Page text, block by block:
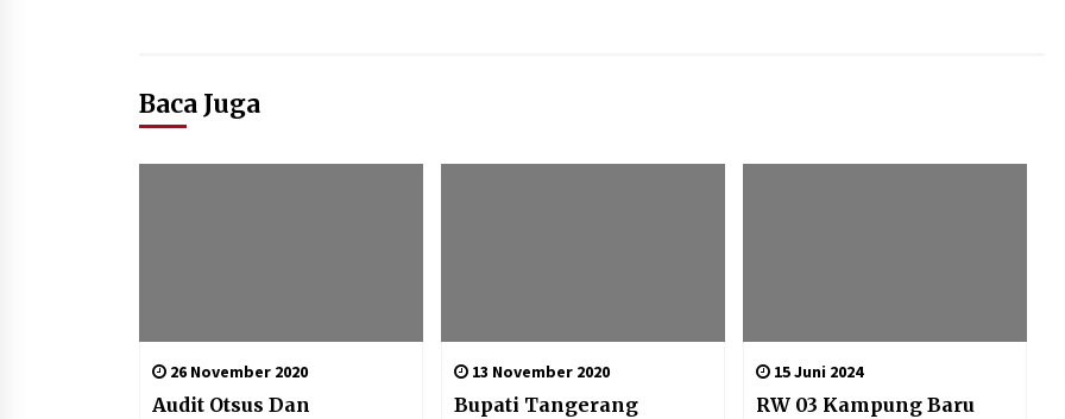
Baca Juga
26 November 2020
Audit Otsus Dan
13 November 2020
Bupati Tangerang
15 Juni 2024
RW 03 Kampung Baru